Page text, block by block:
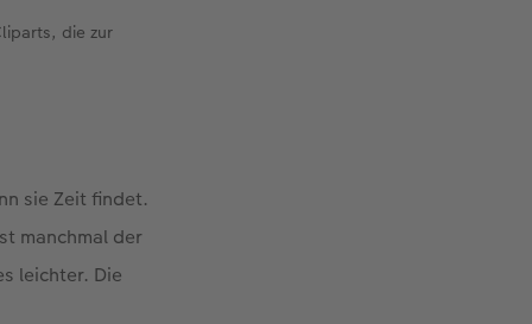
die zur
sie Zeit findet.
manchmal der
leichter. Die